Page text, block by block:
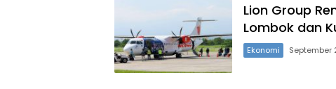
Lion Group
Lombok dan
Ekonomi September